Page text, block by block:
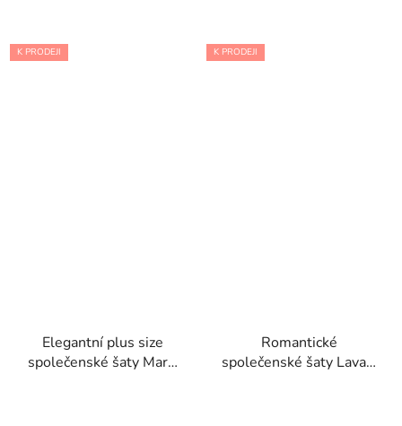
K PRODEJI
Elegantní plus size
společenské šaty Marsi
K PRODEJI
Romantické
společenské šaty Lava II